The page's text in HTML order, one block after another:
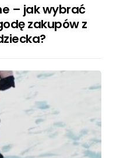
– jak wybrać
zakupów z